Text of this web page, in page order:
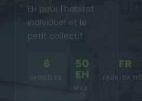
EH pour l'habitat
individuel et le
petit collectif.
6 50
EH
MAX.
FR